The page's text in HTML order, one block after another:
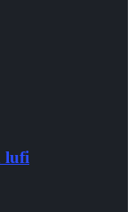
lufi